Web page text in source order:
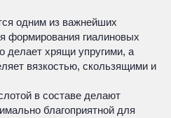
одним из важнейших
формирования гиалиновых
делает хрящи упругими, а
вязкостью, скользящими и
в составе делают
благоприятной для